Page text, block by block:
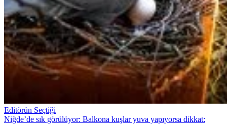
Editörün Seçtiği
Niğde’de sık görülüyor: Balkona kuşlar yuva yapıyorsa dikkat: